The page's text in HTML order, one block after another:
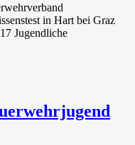
in Hart bei Graz
Jugendliche